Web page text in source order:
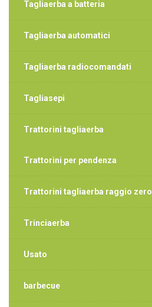
Tagliaerba a batteria
Tagliaerba automatici
Tagliaerba radiocomandati
Tagliasepi
Trattorini tagliaerba
Trattorini per pendenza
Trattorini tagliaerba raggio zero
Trinciaerba
Usato
barbecue